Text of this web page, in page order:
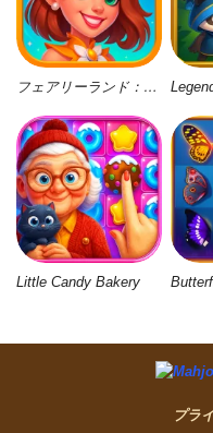
フェアリーランド：マージ＆マジック
Little Candy Bakery
プラ